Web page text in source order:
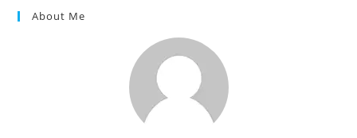
About Me